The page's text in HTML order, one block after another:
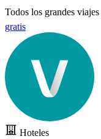
Todos los grandes viajes
gratis
Hoteles